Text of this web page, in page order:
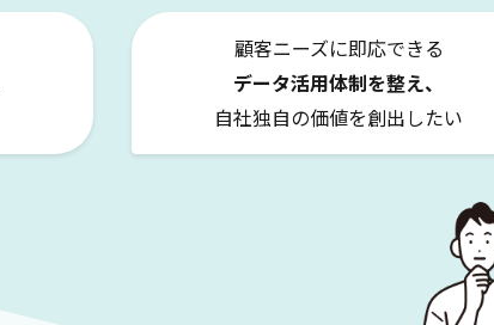
顧客ニーズに即応できる
データ活用体制を整え、
自社独自の価値を創出したい